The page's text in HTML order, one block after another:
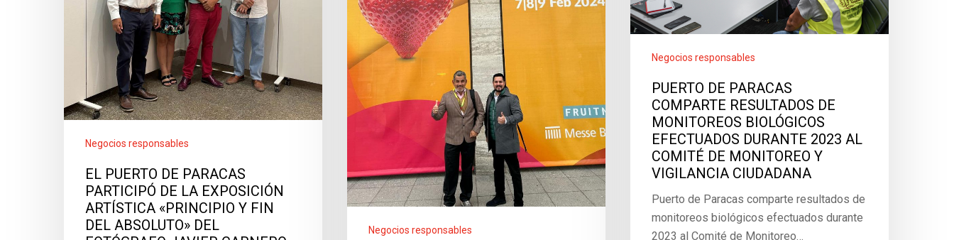
Negocios responsables
EL PUERTO DE PARACAS
PARTICIPÓ DE LA EXPOSICIÓN
ARTÍSTICA «PRINCIPIO Y FIN
DEL ABSOLUTO» DEL
Negocios responsables
Negocios responsables
PUERTO DE PARACAS
COMPARTE RESULTADOS DE
MONITOREOS BIOLÓGICOS
EFECTUADOS DURANTE 2023 AL
COMITÉ DE MONITOREO Y
VIGILANCIA CIUDADANA
Puerto de Paracas comparte resultados de
monitoreos biológicos efectuados durante
2023 al Comité de Monitoreo…